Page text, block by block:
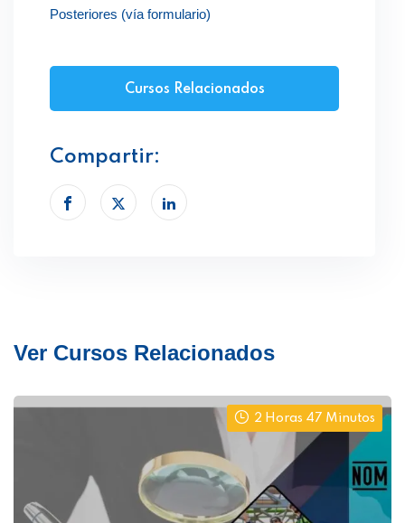
Posteriores (vía formulario)
Cursos Relacionados
Compartir:
Ver Cursos Relacionados
2 Horas 47 Minutos